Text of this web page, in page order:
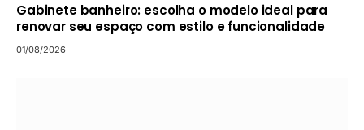
Gabinete banheiro: escolha o modelo ideal para
renovar seu espaço com estilo e funcionalidade
01/08/2026